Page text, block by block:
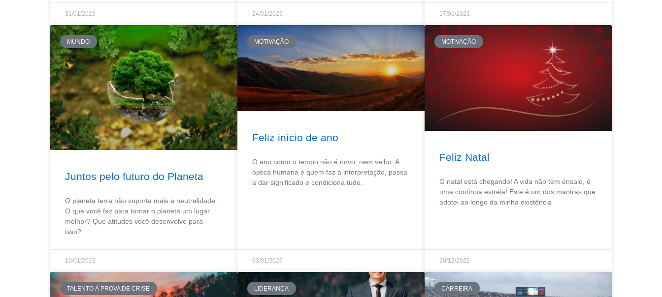
31/01/2023 24/01/2023 17/01/2023
MUNDO
Juntos pelo futuro do Planeta
O planeta terra não suporta mais a neutralidade.
O que você faz para tornar o planeta um lugar
melhor? Que atitudes você desenvolve para
isso?
10/01/2023
MOTIVAÇÃO
Feliz início de ano
O ano como o tempo não é novo, nem velho. A
óptica humana é quem faz a interpretação, passa
a dar significado e condiciona tudo.
03/01/2023
MOTIVAÇÃO
Feliz Natal
O natal está chegando! A vida não tem ensaio, é
uma contínua estreia! Este é um dos mantras que
adotei ao longo da minha existência
20/12/2022
TALENTO À PROVA DE CRISE LIDERANÇA CARREIRA